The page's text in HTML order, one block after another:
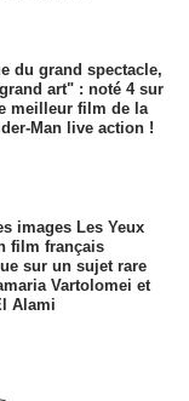
du grand spectacle,
art" : noté 4 sur
meilleur film de la
Man live action !
images Les Yeux
film français
sur un sujet rare
Vartolomei et
Alami